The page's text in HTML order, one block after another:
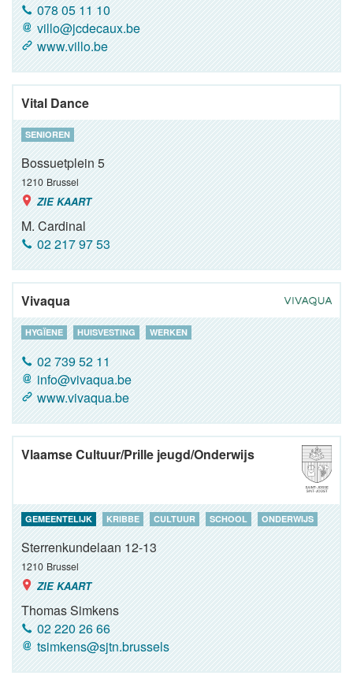
078 05 11 10
villo@jcdecaux.be
www.villo.be
Vital Dance
SENIOREN
Bossuetplein 5
1210 Brussel
ZIE KAART
M. Cardinal
02 217 97 53
Vivaqua
HYGÏENE HUISVESTING WERKEN
02 739 52 11
info@vivaqua.be
www.vivaqua.be
Vlaamse Cultuur/Prille jeugd/Onderwijs
GEMEENTELIJK KRIBBE CULTUUR SCHOOL ONDERWIJS
Sterrenkundelaan 12-13
1210 Brussel
ZIE KAART
Thomas Simkens
02 220 26 66
tsimkens@sjtn.brussels